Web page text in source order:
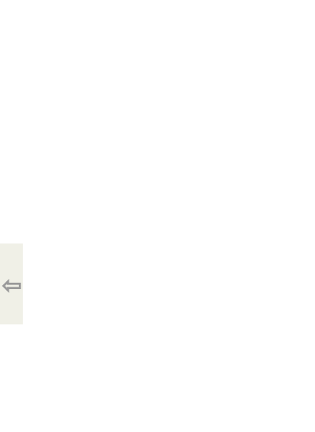
⇦